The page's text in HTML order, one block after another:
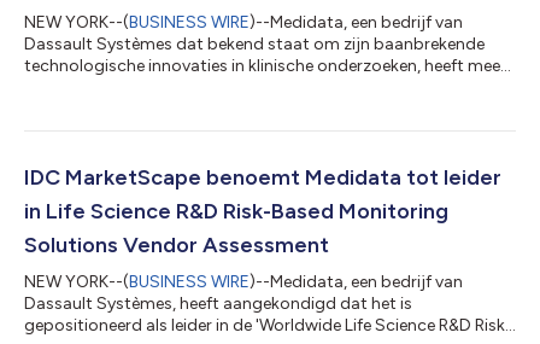
NEW YORK--(BUSINESS WIRE)--Medidata, een bedrijf van
Dassault Systèmes dat bekend staat om zijn baanbrekende
technologische innovaties in klinische onderzoeken, heeft meer
met meer dan 2.100 wereldwijde klanten en partners, werden
oplossingen van Medidata die zorgen voor slimmere
behandelingen en gezondere mensen, terwijl ze een betere
toegan...
IDC MarketScape benoemt Medidata tot leider
in Life Science R&D Risk-Based Monitoring
Solutions Vendor Assessment
NEW YORK--(BUSINESS WIRE)--Medidata, een bedrijf van
Dassault Systèmes, heeft aangekondigd dat het is
gepositioneerd als leider in de 'Worldwide Life Science R&D Risk-